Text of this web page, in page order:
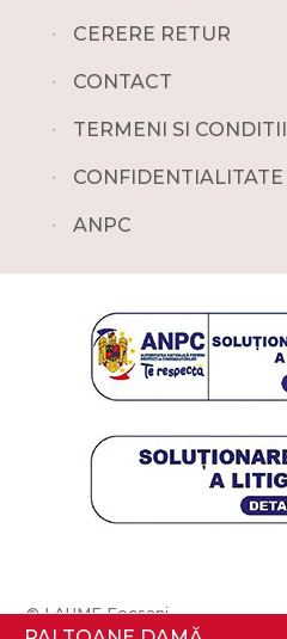
∙ CERERE RETUR
∙ CONTACT
∙ TERMENI SI CONDITII
∙ CONFIDENTIALITATE
∙ ANPC
© LAUME Focsani